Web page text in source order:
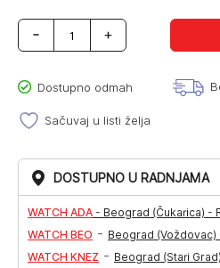
Bering
15729-
količina
Dostupno odmah
Sačuvaj u listi želja
DOSTUPNO U RADNJAMA
WATCH ADA - Beograd (Čukarica) -
WATCH BEO - Beograd (Voždovac)
WATCH KNEZ - Beograd (Stari